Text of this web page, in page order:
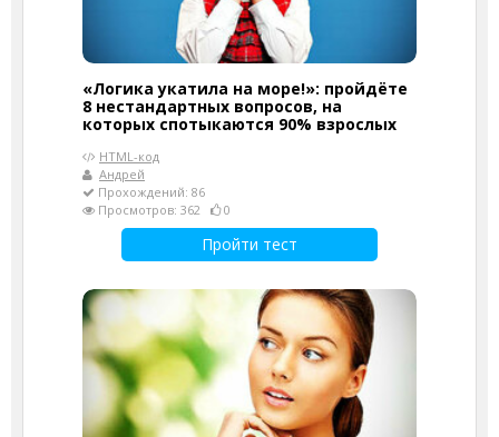
«Логика укатила на море!»: пройдёте
8 нестандартных вопросов, на
которых спотыкаются 90% взрослых
HTML-код
Андрей
Прохождений: 86
Просмотров: 362
0
Пройти тест